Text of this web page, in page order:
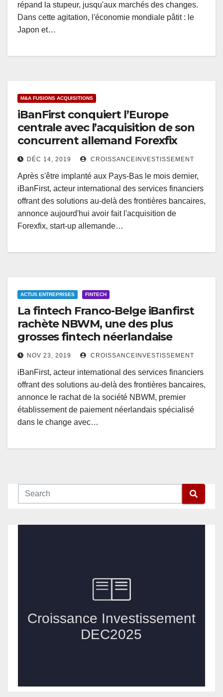
répand la stupeur, jusqu'aux marchés des changes.
Dans cette agitation, l'économie mondiale pâtit : le
Japon et…
M&A FUSIONS ACQUISITIONS
iBanFirst conquiert l’Europe
centrale avec l’acquisition de son
concurrent allemand Forexfix
DÉC 14, 2019 CROISSANCEINVESTISSEMENT
Après s'être implanté aux Pays-Bas le mois dernier,
iBanFirst, acteur international des services financiers
offrant des solutions au-delà des frontières bancaires,
annonce aujourd'hui avoir fait l'acquisition de
Forexfix, start-up allemande…
ACTUS ENTREPRISES FINTECH
La fintech Franco-Belge iBanfirst
rachète NBWM, une des plus
grosses fintech néerlandaise
NOV 23, 2019 CROISSANCEINVESTISSEMENT
iBanFirst, acteur international des services financiers
offrant des solutions au-delà des frontières bancaires,
annonce le rachat de la société NBWM, premier
établissement de paiement néerlandais spécialisé
dans le change avec…